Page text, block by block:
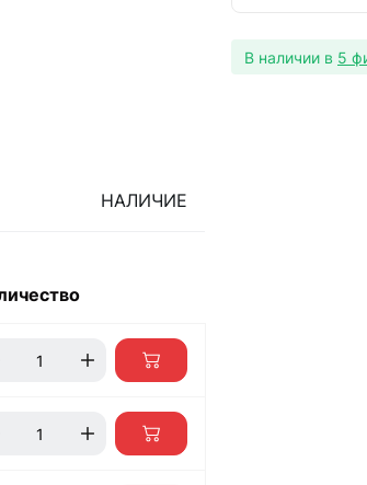
НАЛИЧИЕ
В наличии в 5